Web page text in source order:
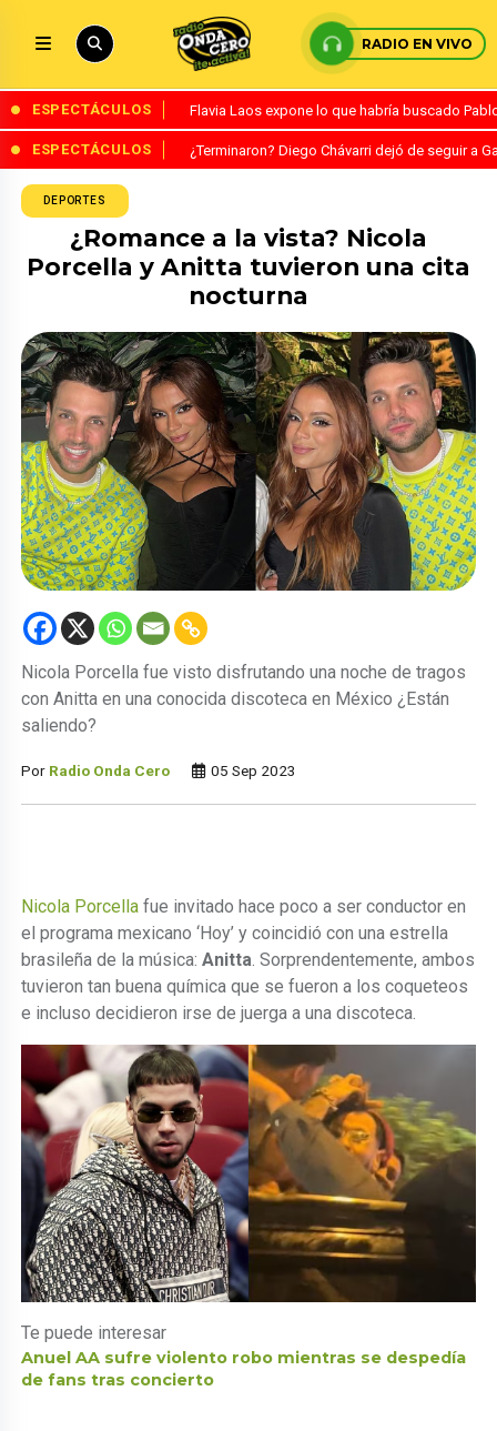
RADIO EN VIVO
ESPECTÁCULOS Flavia Laos expone lo que habría buscado
ESPECTÁCULOS ¿Terminaron? Diego Chávarri dejó de seguir a
DEPORTES
¿Romance a la vista? Nicola
Porcella y Anitta tuvieron una cita
nocturna
Nicola Porcella fue visto disfrutando una noche de tragos
con Anitta en una conocida discoteca en México ¿Están
saliendo?
Por Radio Onda Cero 05 Sep 2023
Nicola Porcella fue invitado hace poco a ser conductor en
el programa mexicano ‘Hoy’ y coincidió con una estrella
brasileña de la música:Anitta . Sorprendentemente, ambos
tuvieron tan buena química que se fueron a los coqueteos
e incluso decidieron irse de juerga a una discoteca.
Te puede interesar
Anuel AA sufre violento robo mientras se despedía
de fans tras concierto